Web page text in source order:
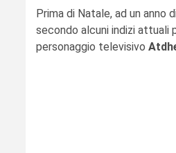
Prima di Natale, ad un anno
secondo alcuni indizi attuali
personaggio televisivo